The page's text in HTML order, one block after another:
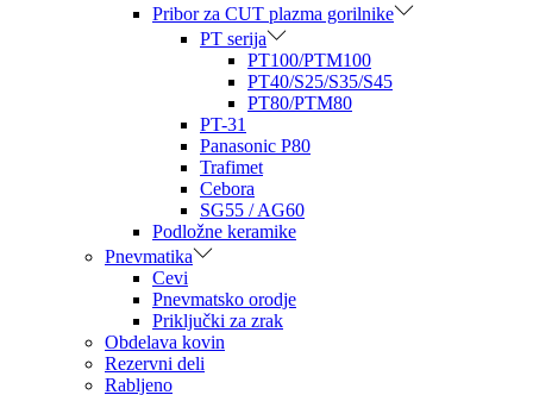
Pribor za CUT plazma gorilnike
PT serija
PT100/PTM100
PT40/S25/S35/S45
PT80/PTM80
PT-31
Panasonic P80
Trafimet
Cebora
SG55 / AG60
Podložne keramike
Pnevmatika
Cevi
Pnevmatsko orodje
Priključki za zrak
Obdelava kovin
Rezervni deli
Rabljeno